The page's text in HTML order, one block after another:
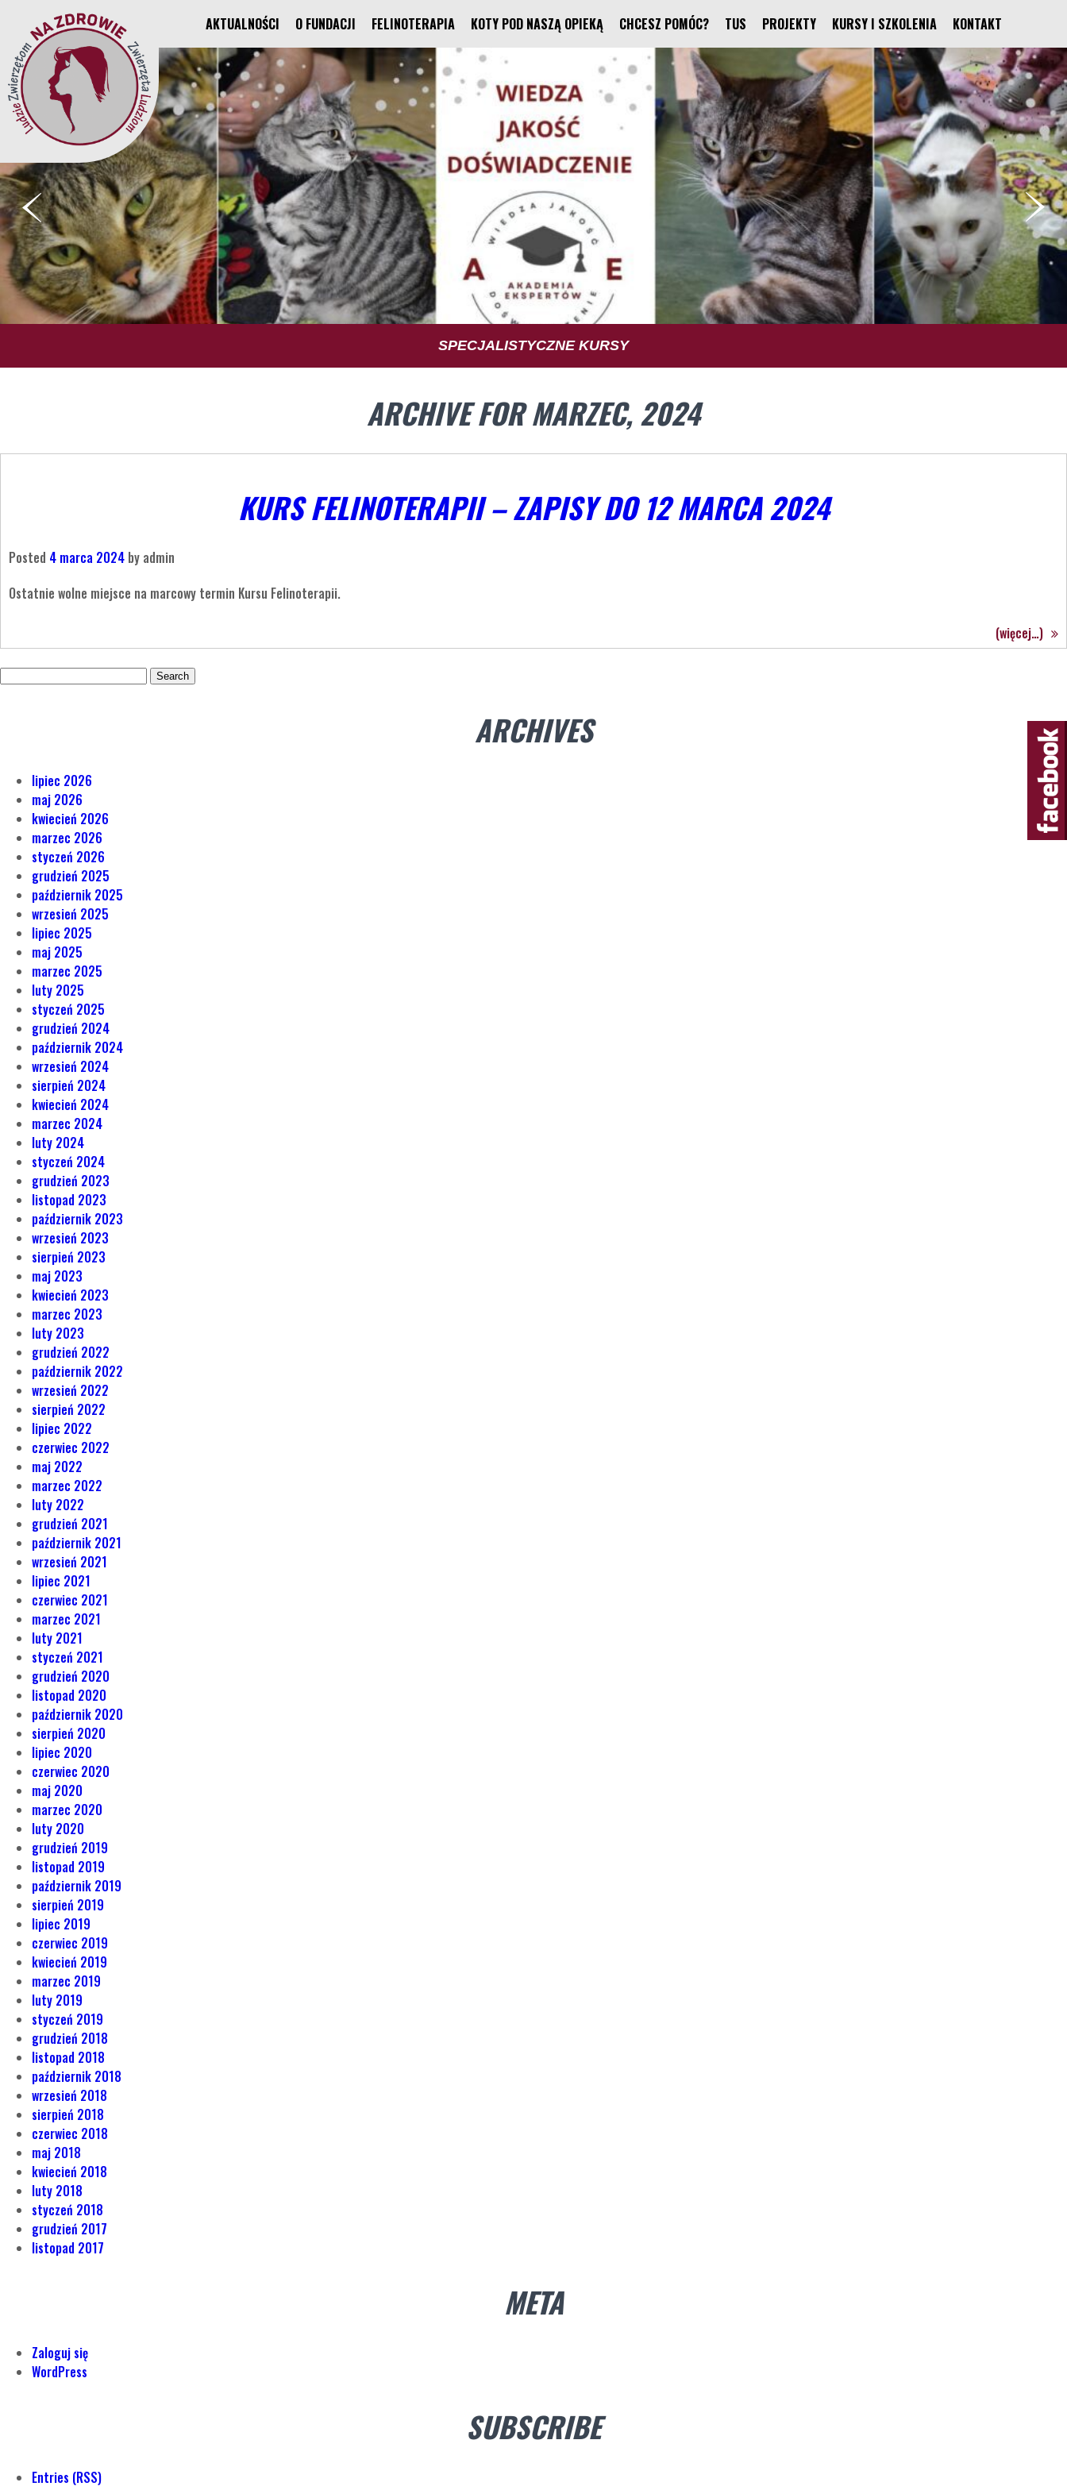
AKTUALNOŚCI O FUNDACJI FELINOTERAPIA KOTY POD NASZĄ OPIEKĄ CHCESZ POMÓC? TUS PROJEKTY KURSY I SZKOLENIA KONTAKT
TUS TRENING UMIEJĘTNOŚCI SPOŁECZNYCH
SPECJALISTYCZNE KURSY
FUNDACJA
FELINOTERAPIA
ARCHIVE FOR MARZEC, 2024
KURS FELINOTERAPII – ZAPISY DO 12 MARCA 2024
Posted 4 marca 2024 by admin
Ostatnie wolne miejsce na marcowy termin Kursu Felinoterapii.
(więcej…)
Search
ARCHIVES
lipiec 2026
maj 2026
kwiecień 2026
marzec 2026
styczeń 2026
grudzień 2025
październik 2025
wrzesień 2025
lipiec 2025
maj 2025
marzec 2025
luty 2025
styczeń 2025
grudzień 2024
październik 2024
wrzesień 2024
sierpień 2024
kwiecień 2024
marzec 2024
luty 2024
styczeń 2024
grudzień 2023
listopad 2023
październik 2023
wrzesień 2023
sierpień 2023
maj 2023
kwiecień 2023
marzec 2023
luty 2023
grudzień 2022
październik 2022
wrzesień 2022
sierpień 2022
lipiec 2022
czerwiec 2022
maj 2022
marzec 2022
luty 2022
grudzień 2021
październik 2021
wrzesień 2021
lipiec 2021
czerwiec 2021
marzec 2021
luty 2021
styczeń 2021
grudzień 2020
listopad 2020
październik 2020
sierpień 2020
lipiec 2020
czerwiec 2020
maj 2020
marzec 2020
luty 2020
grudzień 2019
listopad 2019
październik 2019
sierpień 2019
lipiec 2019
czerwiec 2019
kwiecień 2019
marzec 2019
luty 2019
styczeń 2019
grudzień 2018
listopad 2018
październik 2018
wrzesień 2018
sierpień 2018
czerwiec 2018
maj 2018
kwiecień 2018
luty 2018
styczeń 2018
grudzień 2017
listopad 2017
META
Zaloguj się
WordPress
SUBSCRIBE
Entries (RSS)